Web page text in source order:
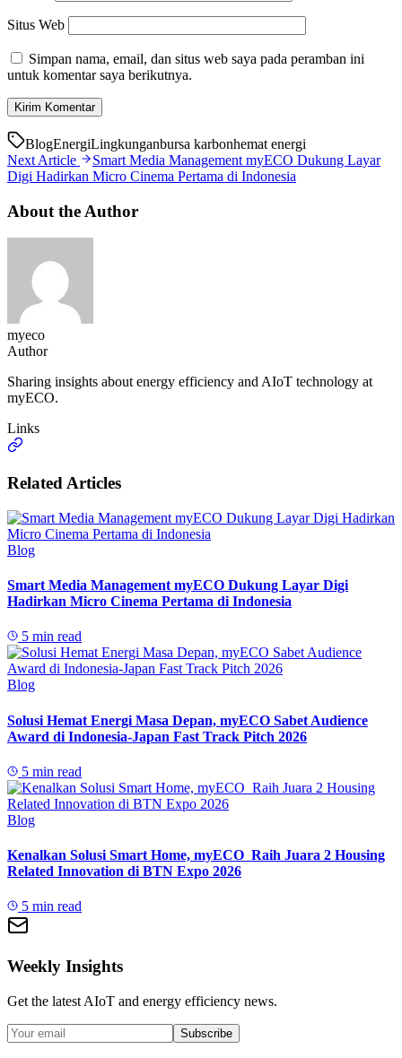
Situs Web
Simpan nama, email, dan situs web saya pada peramban ini
untuk komentar saya berikutnya.
BlogEnergiLingkunganbursa karbonhemat energi
Next Article
Smart Media Management myECO Dukung Layar
Digi Hadirkan Micro Cinema Pertama di Indonesia
About the Author
myeco
Author
Sharing insights about energy efficiency and AIoT technology at
myECO.
Links
Related Articles
Blog
Smart Media Management myECO Dukung Layar Digi
Hadirkan Micro Cinema Pertama di Indonesia
5 min read
Blog
Solusi Hemat Energi Masa Depan, myECO Sabet Audience
Award di Indonesia-Japan Fast Track Pitch 2026
5 min read
Blog
Kenalkan Solusi Smart Home, myECO Raih Juara 2 Housing
Related Innovation di BTN Expo 2026
5 min read
Weekly Insights
Get the latest AIoT and energy efficiency news.
Subscribe